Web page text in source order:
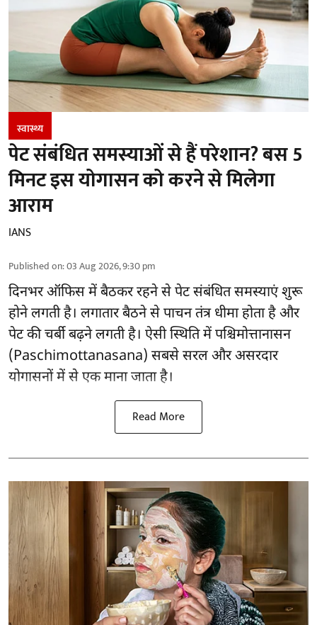
स्वास्थ्य
पेट संबंधित समस्याओं से हैं परेशान? बस 5
मिनट इस योगासन को करने से मिलेगा
आराम
IANS
Published on:03 Aug 2026, 9:30 pm
दिनभर ऑफिस में बैठकर रहने से पेट संबंधित समस्याएं शुरू
होने लगती है। लगातार बैठने से पाचन तंत्र धीमा होता है और
पेट की चर्बी बढ़ने लगती है। ऐसी स्थिति में पश्चिमोत्तानासन
(Paschimottanasana) सबसे सरल औरअसरदार
योगासनोंमें से एक माना जाता है।
Read More